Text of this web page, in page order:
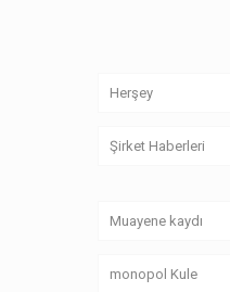
Herşey
Şirket Haberleri
Muayene kaydı
monopol Kule